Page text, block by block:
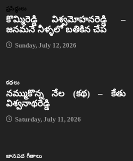
ప్రసిద్ధులు
కొమ్మిరెడ్డి విశ్వమోహనరెడ్డి –
జనమనే నీళ్ళలో బతికిన చేప
Sunday, July 12, 2026
కథలు
నమ్ముకొన్న నేల (కథ) – కేతు
విశ్వనాథరెడ్డి
Saturday, July 11, 2026
జానపద గీతాలు